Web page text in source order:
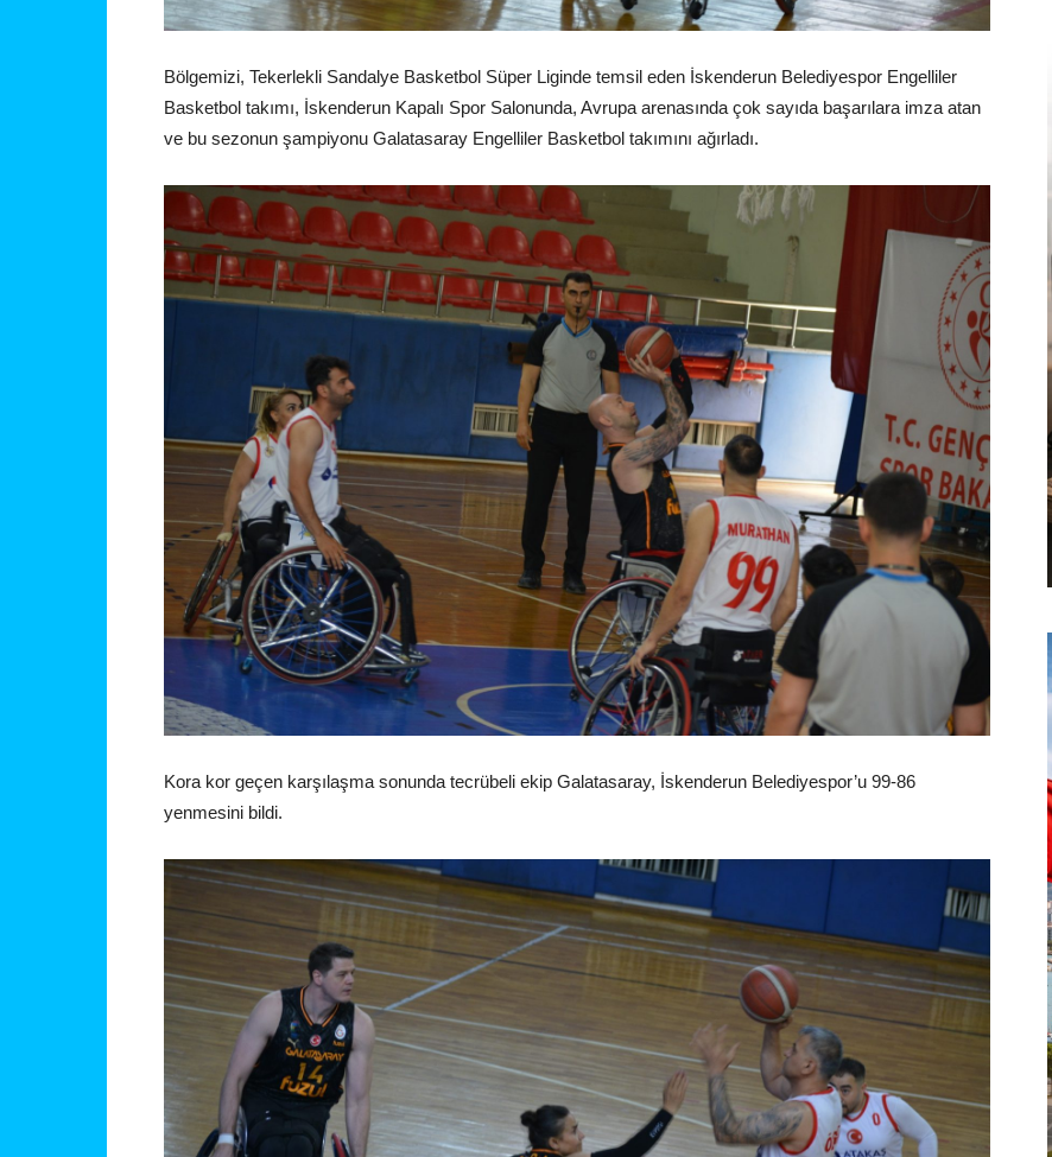
Bölgemizi, Tekerlekli Sandalye Basketbol Süper Liginde temsil eden İskenderun Belediyespor Engelliler
Basketbol takımı, İskenderun Kapalı Spor Salonunda, Avrupa arenasında çok sayıda başarılara imza atan
ve bu sezonun şampiyonu Galatasaray Engelliler Basketbol takımını ağırladı.
Kora kor geçen karşılaşma sonunda tecrübeli ekip Galatasaray, İskenderun Belediyespor’u 99-86
yenmesini bildi.